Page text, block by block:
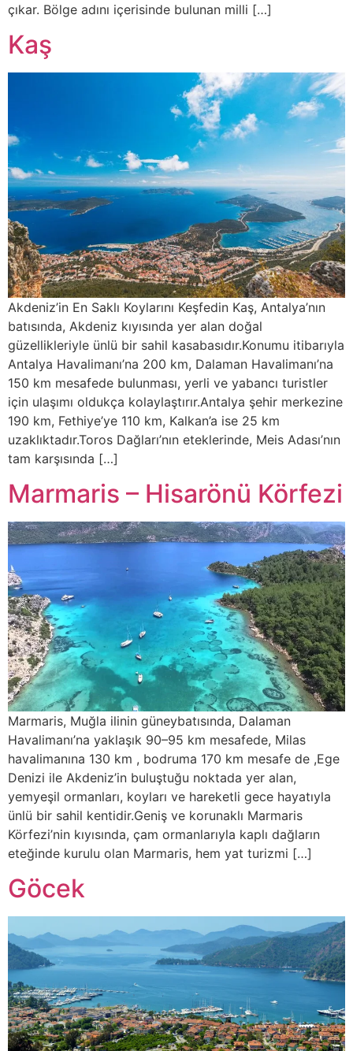
çıkar. Bölge adını içerisinde bulunan milli […]
Kaş
Akdeniz’in En Saklı Koylarını Keşfedin Kaş, Antalya’nın
batısında, Akdeniz kıyısında yer alan doğal
güzellikleriyle ünlü bir sahil kasabasıdır.Konumu itibarıyla
Antalya Havalimanı’na 200 km, Dalaman Havalimanı’na
150 km mesafede bulunması, yerli ve yabancı turistler
için ulaşımı oldukça kolaylaştırır.Antalya şehir merkezine
190 km, Fethiye’ye 110 km, Kalkan’a ise 25 km
uzaklıktadır.Toros Dağları’nın eteklerinde, Meis Adası’nın
tam karşısında […]
Marmaris – Hisarönü Körfezi
Marmaris, Muğla ilinin güneybatısında, Dalaman
Havalimanı’na yaklaşık 90–95 km mesafede, Milas
havalimanına 130 km , bodruma 170 km mesafe de ,Ege
Denizi ile Akdeniz’in buluştuğu noktada yer alan,
yemyeşil ormanları, koyları ve hareketli gece hayatıyla
ünlü bir sahil kentidir.Geniş ve korunaklı Marmaris
Körfezi’nin kıyısında, çam ormanlarıyla kaplı dağların
eteğinde kurulu olan Marmaris, hem yat turizmi […]
Göcek